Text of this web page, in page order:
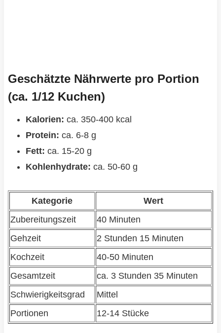
Geschätzte Nährwerte pro Portion
(ca. 1/12 Kuchen)
Kalorien: ca. 350-400 kcal
Protein: ca. 6-8 g
Fett: ca. 15-20 g
Kohlenhydrate: ca. 50-60 g
Kategorie
Wert
Zubereitungszeit
40 Minuten
Gehzeit
2 Stunden 15 Minuten
Kochzeit
40-50 Minuten
Gesamtzeit
ca. 3 Stunden 35 Minuten
Schwierigkeitsgrad
Mittel
Portionen
12-14 Stücke